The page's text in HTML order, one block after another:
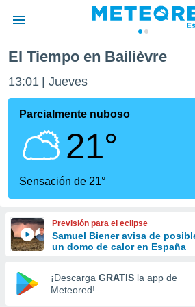
de
por
se
calidad.
a este
las
y
forma
digital
basada
El Tiempo en Bailièvre
13:01 Jueves
Parcialmente nuboso
21°
Sensación de 21°
Previsión para el eclipse
Samuel Biener avisa de
un domo de calor en España
¡Descarga GRATIS la app de
Meteored!